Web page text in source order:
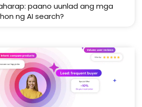
paano uunlad ang mga
ng AI search?